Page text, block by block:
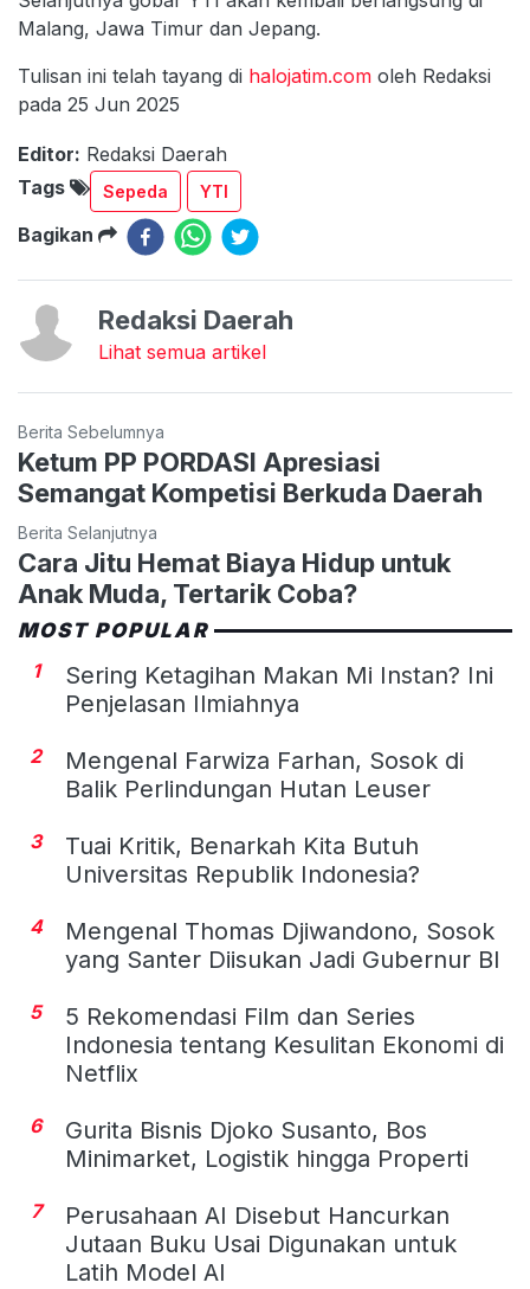
Malang, Jawa Timur dan Jepang.
Tulisan ini telah tayang di halojatim.com oleh Redaksi
pada 25 Jun 2025
Editor: Redaksi Daerah
Tags
Sepeda YTI
Bagikan
Redaksi Daerah
Lihat semua artikel
Berita Sebelumnya
Ketum PP PORDASI Apresiasi
Semangat Kompetisi Berkuda Daerah
Berita Selanjutnya
Cara Jitu Hemat Biaya Hidup untuk
Anak Muda, Tertarik Coba?
MOST POPULAR
1
Sering Ketagihan Makan Mi Instan? Ini
Penjelasan Ilmiahnya
2
Mengenal Farwiza Farhan, Sosok di
Balik Perlindungan Hutan Leuser
3
Tuai Kritik, Benarkah Kita Butuh
Universitas Republik Indonesia?
4
Mengenal Thomas Djiwandono, Sosok
yang Santer Diisukan Jadi Gubernur BI
5
5 Rekomendasi Film dan Series
Indonesia tentang Kesulitan Ekonomi di
Netflix
6
Gurita Bisnis Djoko Susanto, Bos
Minimarket, Logistik hingga Properti
7
Perusahaan AI Disebut Hancurkan
Jutaan Buku Usai Digunakan untuk
Latih Model AI